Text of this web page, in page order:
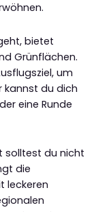
bietet
Grünflächen.
um
kannst du dich
eine Runde
solltest du nicht
die
leckeren